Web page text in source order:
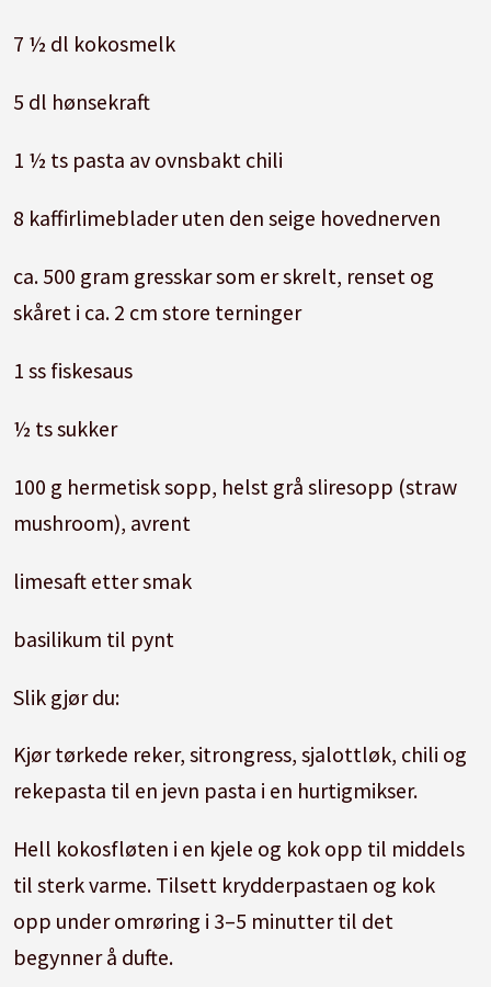
7 ½ dl kokosmelk
5 dl hønsekraft
1 ½ ts pasta av ovnsbakt chili
8 kaffirlimeblader uten den seige hovednerven
ca. 500 gram gresskar som er skrelt, renset og
skåret i ca. 2 cm store terninger
1 ss fiskesaus
½ ts sukker
100 g hermetisk sopp, helst grå sliresopp (straw
mushroom), avrent
limesaft etter smak
basilikum til pynt
Slik gjør du:
Kjør tørkede reker, sitrongress, sjalottløk, chili og
rekepasta til en jevn pasta i en hurtigmikser.
Hell kokosfløten i en kjele og kok opp til middels
til sterk varme. Tilsett krydderpastaen og kok
opp under omrøring i 3–5 minutter til det
begynner å dufte.